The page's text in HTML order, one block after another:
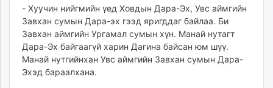
- Хуучин нийгмийн үед Ховдын Дара-Эх, Увс аймгийн
Завхан сумын Дара-эх гээд яригддаг байлаа. Би
Завхан аймгийн Ургамал сумын хүн. Манай нутагт
Дара-Эх байгаагүй харин Дагина байсан юм шүү.
Манай нутгийнхан Увс аймгийн Завхан сумын Дара-
Эхэд бараалхана.